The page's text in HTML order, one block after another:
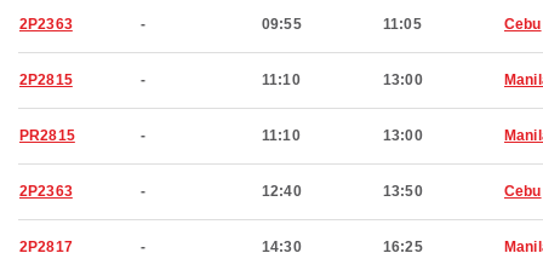
2P2363 - 09:55 11:05 Cebu
2P2815 - 11:10 13:00
PR2815 - 11:10 13:00
2P2363 - 12:40 13:50 Cebu
2P2817 - 14:30 16:25